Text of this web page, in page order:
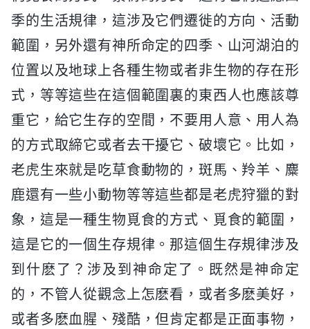
季的生活規律，這涉及它們遷徙的方向、活動
範圍，另外還有神所命定的四季、山河湖泊的
位置以及地球上各種生物或者非生物的存在形
式，等等這些在這個範圍裏的東西人也應該尊
重它，給它生存的空間，不要用人意、用人為
的方式取締它或者去干擾它、破壞它。比如，
老虎生來就是吃草食動物的，斑馬、羚羊、麋
鹿還有一些小動物等等這些都是老虎狩獵的對
象，這是一種生物覓食的方式、覓食的範圍，
這是它的一個生存規律。那這個生存規律涉及
到什麽了？涉及到神命定了。既然是神命定
的，不管人從觀念上怎麽看，或者多麽美好，
或者多麽血腥、殘酷，但肯定都是正面事物，